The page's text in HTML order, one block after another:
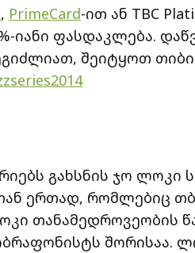
, PrimeCard-ით ან TBC
იანი ფასდაკლება.
შეიტყოთ
გახსნის ჯო ლოკი
ერთად, რომლებიც
თანამედროვეობის
შორისაა.